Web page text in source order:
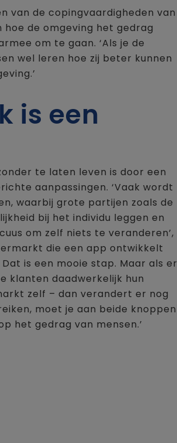
van de copingvaardigheden van
hoe de omgeving het gedrag
om te gaan. ‘Als je de
wel leren hoe zij beter kunnen
is een
te laten leven is door een
aanpassingen. ‘Vaak wordt
waarbij grote partijen zoals de
bij het individu leggen en
om zelf niets te veranderen’,
die een app ontwikkelt
is een mooie stap. Maar als er
klanten daadwerkelijk hun
zelf – dan verandert er nog
moet je aan beide knoppen
het gedrag van mensen.’